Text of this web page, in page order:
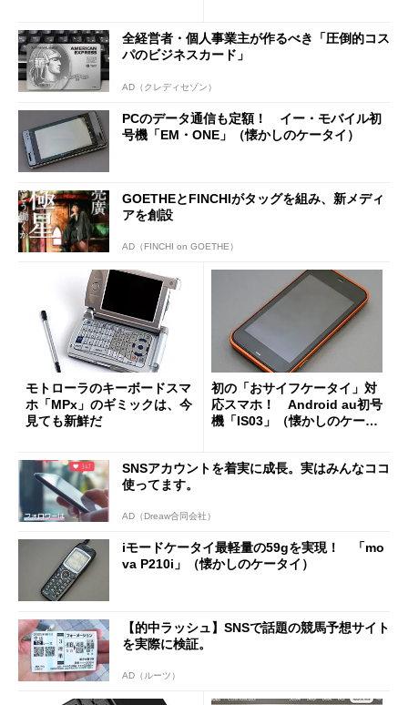
全経営者・個人事業主が作るべき「圧倒的コス
パのビジネスカード」
AD（クレディセゾン）
PCのデータ通信も定額！ イー・モバイル初
号機「EM・ONE」（懐かしのケータイ）
GOETHEとFINCHIがタッグを組み、新メディ
アを創設
AD（FINCHI on GOETHE）
モトローラのキーボードスマ
ホ「MPx」のギミックは、今
見ても新鮮だ
初の「おサイフケータイ」対
応スマホ！ Android au初号
機「IS03」（懐かしのケータ
SNSアカウントを着実に成長。実はみんなココ
使ってます。
AD（Dreaw合同会社）
iモードケータイ最軽量の59gを実現！ 「mo
va P210i」（懐かしのケータイ）
【的中ラッシュ】SNSで話題の競馬予想サイト
を実際に検証。
AD（ルーツ）